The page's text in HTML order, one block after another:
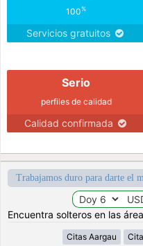
100%
Servicios gratuitos
Serio
perfiles de calidad
Calidad confirmada
Trabajamos duro para darte el
Encuentra solteros en las
Citas Aargau